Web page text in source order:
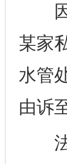
因
某家
水管
由诉
法